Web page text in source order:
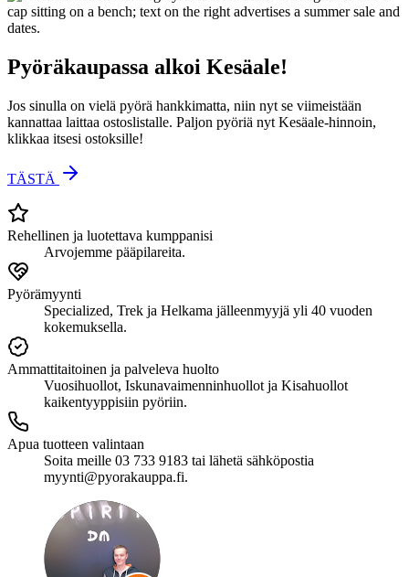
Pyöräkaupassa alkoi Kesäale!
Jos sinulla on vielä pyörä hankkimatta, niin nyt se viimeistään
kannattaa laittaa ostoslistalle. Paljon pyöriä nyt Kesäale-hinnoin,
klikkaa itsesi ostoksille!
TÄSTÄ
Rehellinen ja luotettava kumppanisi
Arvojemme pääpilareita.
Pyörämyynti
Specialized, Trek ja Helkama jälleenmyyjä yli 40 vuoden
kokemuksella.
Ammattitaitoinen ja palveleva huolto
Vuosihuollot, Iskunavaimenninhuollot ja Kisahuollot
kaikentyyppisiin pyöriin.
Apua tuotteen valintaan
Soita meille 03 733 9183 tai lähetä sähköpostia
myynti@pyorakauppa.fi.